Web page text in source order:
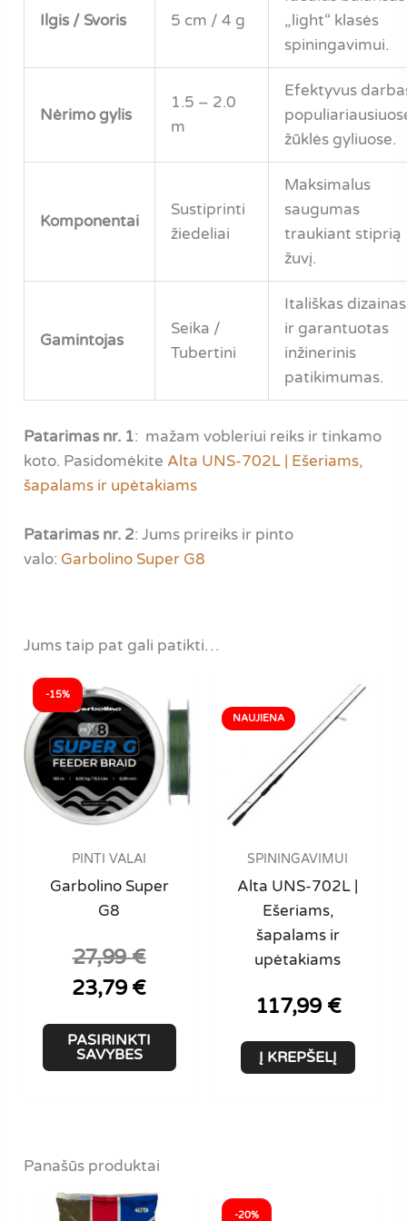
Ilgis / Svoris 5 cm / 4 g
„light“ klasės
spiningavimui.
Nėrimo gylis
1.5 – 2.0
m
Efektyvus
žūklės gyliuose.
Komponentai
Sustiprinti
žiedeliai
Maksimalus
saugumas
traukiant stiprią
žuvį.
Gamintojas
Seika /
Tubertini
Itališkas dizainas
ir garantuotas
inžinerinis
patikimumas.
Patarimas nr. 1: mažam vobleriui reiks ir tinkamo
koto. Pasidomėkite Alta UNS-702L | Ešeriams,
šapalams ir upėtakiams
Patarimas nr. 2: Jums prireiks ir pinto
valo: Garbolino Super G8
Jums taip pat gali patikti…
-15%
PINTI VALAI
Garbolino Super
G8
27,99€Original
price
was:
23,79 €Current
is:
23,79 €.
PASIRINKTI
SAVYBES
This
SPININGAVIMUI
Alta UNS-702L |
Ešeriams,
šapalams ir
upėtakiams
117,99 €
Į KREPŠELĮ
Panašūs produktai
-20%